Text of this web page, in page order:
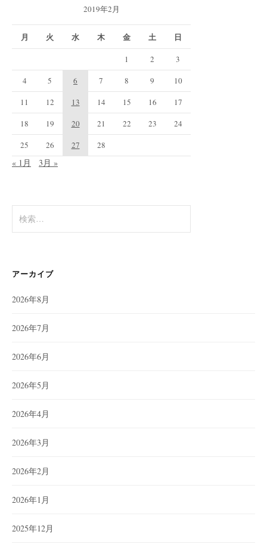
2019年2月
月 火 水 木 金 土 日
1 2
3
4
5 6 7 8 9
10
11
12 13 14 15 16
17
18
19 20 21 22 23
24
25
26 27 28
« 1月 3月 »
索:
アーカイブ
2026年8月
2026年7月
2026年6月
2026年5月
2026年4月
2026年3月
2026年2月
2026年1月
2025年12月